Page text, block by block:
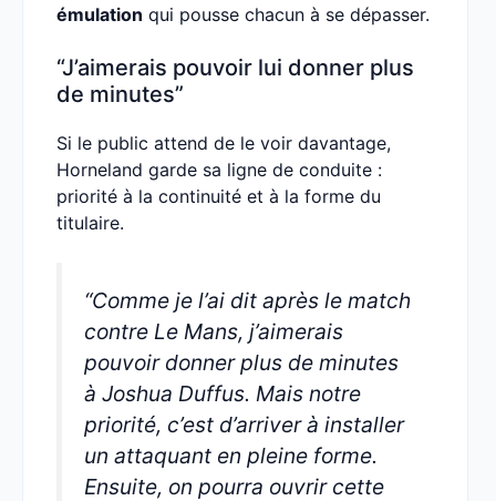
émulation qui pousse chacun à se dépasser.
“J’aimerais pouvoir lui donner plus
de minutes”
Si le public attend de le voir davantage,
Horneland garde sa ligne de conduite :
priorité à la continuité et à la forme du
titulaire.
“Comme je l’ai dit après le match
contre Le Mans, j’aimerais
pouvoir donner plus de minutes
à Joshua Duffus. Mais notre
priorité, c’est d’arriver à installer
un attaquant en pleine forme.
Ensuite, on pourra ouvrir cette